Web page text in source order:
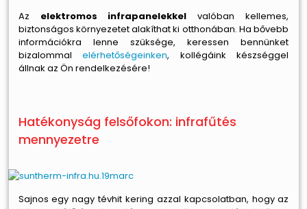
Az elektromos infrapanelekkel valóban kellemes,
biztonságos környezetet alakíthat ki otthonában. Ha bővebb
információkra lenne szüksége, keressen bennünket
bizalommalelérhetőségeinken, kollégáink készséggel
állnak az Ön rendelkezésére!
Hatékonyság felsőfokon: infrafűtés
mennyezetre
Sajnos egy nagy tévhit kering azzal kapcsolatban, hogy az